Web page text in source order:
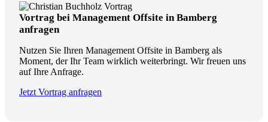
Vortrag bei Management Offsite in Bamberg
anfragen
Nutzen Sie Ihren Management Offsite in Bamberg als
Moment, der Ihr Team wirklich weiterbringt. Wir freuen uns
auf Ihre Anfrage.
Jetzt Vortrag anfragen